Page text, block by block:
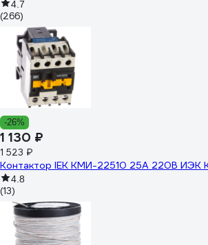
4.7
(266)
-26%
1 130 ₽
1 523 ₽
Контактор IEK КМИ-22510 25А 220В ИЭК
4.8
(13)